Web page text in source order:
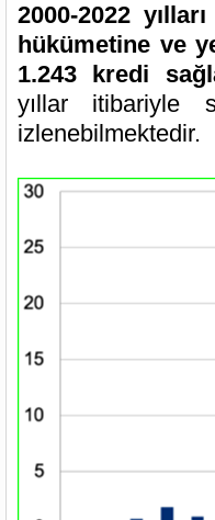
2000-2022
hükümetine ve
1.243 kredi
yıllar itibariyle
izlenebilmektedir.